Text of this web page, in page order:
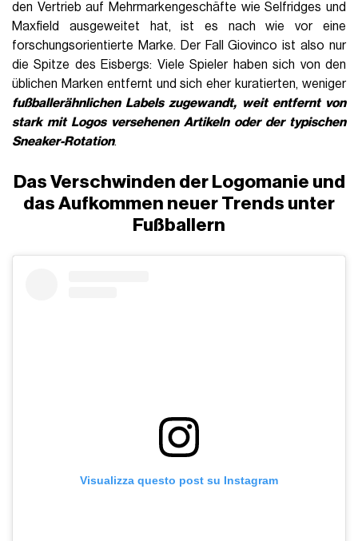
den Vertrieb auf Mehrmarkengeschäfte wie Selfridges und
Maxfield ausgeweitet hat, ist es nach wie vor eine
forschungsorientierte Marke. Der Fall Giovinco ist also nur
die Spitze des Eisbergs: Viele Spieler haben sich von den
üblichen Marken entfernt und sich eher kuratierten, weniger
fußballerähnlichen Labels zugewandt, weit entfernt von
stark mit Logos versehenen Artikeln oder der typischen
Sneaker-Rotation.
Das Verschwinden der Logomanie und
das Aufkommen neuer Trends unter
Fußballern
Visualizza questo post su Instagram